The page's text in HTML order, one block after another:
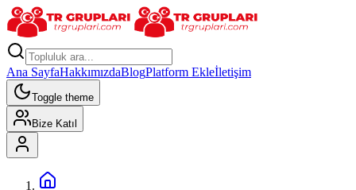
Ana SayfaHakkımızdaBlogPlatform Ekleİletişim
Toggle theme
Bize Katıl